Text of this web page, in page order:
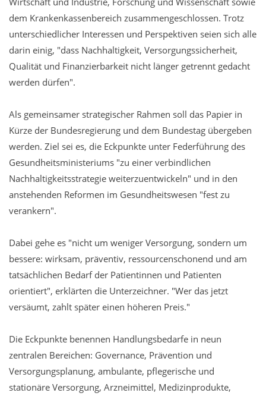
dem Krankenkassenbereich zusammengeschlossen. Trotz
unterschiedlicher Interessen und Perspektiven seien sich alle
darin einig, "dass Nachhaltigkeit, Versorgungssicherheit,
Qualität und Finanzierbarkeit nicht länger getrennt gedacht
werden dürfen".
Als gemeinsamer strategischer Rahmen soll das Papier in
Kürze der Bundesregierung und dem Bundestag übergeben
werden. Ziel sei es, die Eckpunkte unter Federführung des
Gesundheitsministeriums "zu einer verbindlichen
Nachhaltigkeitsstrategie weiterzuentwickeln" und in den
anstehenden Reformen im Gesundheitswesen "fest zu
verankern".
Dabei gehe es "nicht um weniger Versorgung, sondern um
bessere: wirksam, präventiv, ressourcenschonend und am
tatsächlichen Bedarf der Patientinnen und Patienten
orientiert", erklärten die Unterzeichner. "Wer das jetzt
versäumt, zahlt später einen höheren Preis."
Die Eckpunkte benennen Handlungsbedarfe in neun
zentralen Bereichen: Governance, Prävention und
Versorgungsplanung, ambulante, pflegerische und
stationäre Versorgung, Arzneimittel, Medizinprodukte,